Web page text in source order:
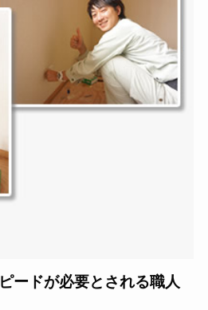
ードが必要とされる職人